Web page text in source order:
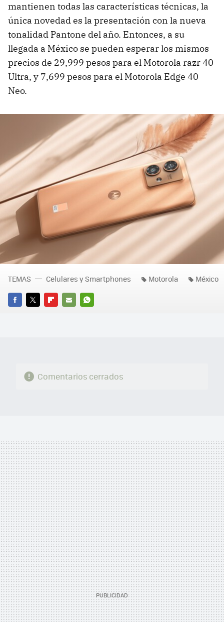
mantienen todas las características técnicas, la
única novedad es la presentación con la nueva
tonalidad Pantone del año. Entonces, a su
llegada a México se pueden esperar los mismos
precios de 29,999 pesos para el Motorola razr 40
Ultra, y 7,699 pesos para el Motorola Edge 40
Neo.
FACEBOOK
TWITTERFLIPBOARD
E-
WHATSAPP
TEMAS Celulares y Smartphones Motorola México
Comentarios cerrados